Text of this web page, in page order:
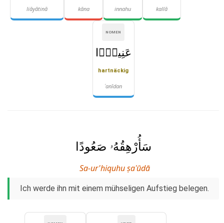
kallā
innahu
kāna
liāyātinā
NOMEN
عَنِيدًۭا
hartnäckig
ʿanīdan
سَأُرْهِقُهُۥ صَعُودًا
Sa-ur'hiquhu ṣaʿūdā
Ich werde ihn mit einem mühseligen Aufstieg belegen.